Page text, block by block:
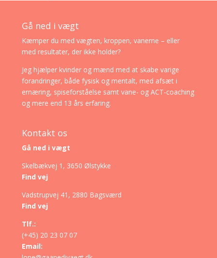
Gå ned i vægt
Kæmper du med vægten, kroppen, vanerne – eller
med resultater, der ikke holder?
Jeg hjælper kvinder og mænd med at skabe varige
forandringer, både fysisk og mentalt, med afsæt i
ernæring, spiseforståelse samt vane- og ACT-coaching
og mere end 13 års erfaring.
Kontakt os
Gå ned i vægt
Skelbækvej 1, 3650 Ølstykke
Find vej
Vadstrupvej 41, 2880 Bagsværd
Find vej
Tlf.:
(+45) 20 23 07 07
Email: